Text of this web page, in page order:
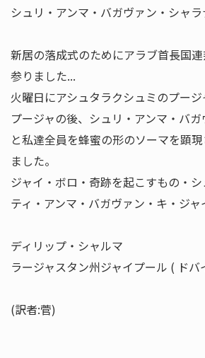
シュリ・アンマ・バガヴァン・シャ
新居の落成式のためにアラブ首長国
参りました...
火曜日にアシュタラクシュミのプージ
プージャの後、シュリ・アンマ・バ
と私達全員を蜂蜜の形のソーマを顕
ました。
ジャイ・ボロ・奇跡を起こすもの・
ティ・アンマ・バガヴァン・キ・ジャ
ディリップ・シャルマ
ラージャスタン州ジャイプール ( ドバ
(訳者:菅)